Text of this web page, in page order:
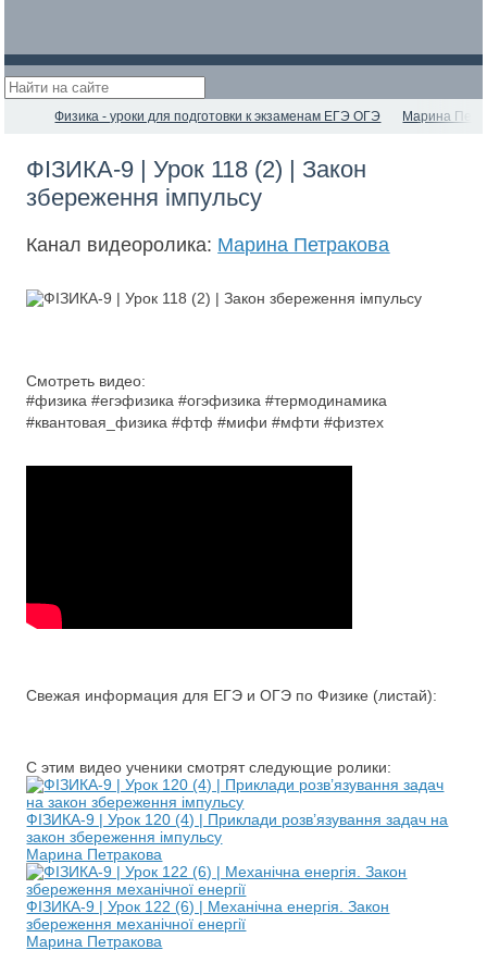
Физика - уроки для подготовки к экзаменам ЕГЭ ОГЭ Марина
ФІЗИКА-9 | Урок 118 (2) | Закон
збереження імпульсу
Канал видеоролика: Марина Петракова
Смотреть видео:
#физика #егэфизика #огэфизика #термодинамика
#квантовая_физика #фтф #мифи #мфти #физтех
Свежая информация для ЕГЭ и ОГЭ по Физике (листай):
С этим видео ученики смотрят следующие ролики:
ФІЗИКА-9 | Урок 120 (4) | Приклади розв’язування задач на
закон збереження імпульсу
Марина Петракова
ФІЗИКА-9 | Урок 122 (6) | Механічна енергія. Закон
збереження механічної енергії
Марина Петракова